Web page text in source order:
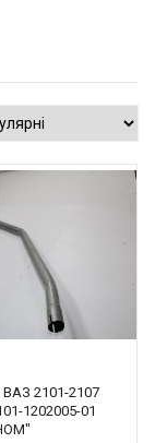
2101-2107
1202005-01